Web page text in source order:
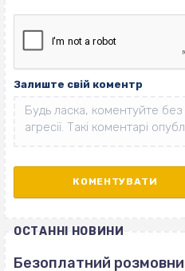
Залиште свій коментр
ОСТАННІ НОВИНИ
Безоплатний